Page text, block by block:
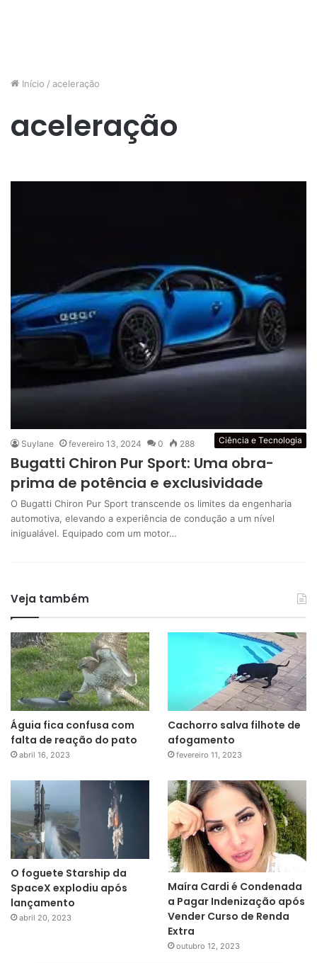
Início / aceleração
aceleração
Ciência e Tecnologia
Suylane fevereiro 13, 2024 0 288
Bugatti Chiron Pur Sport: Uma obra-
prima de potência e exclusividade
O Bugatti Chiron Pur Sport transcende os limites da engenharia
automotiva, elevando a experiência de condução a um nível
inigualável. Equipado com um motor…
Veja também
Águia fica confusa com
falta de reação do pato
abril 16, 2023
Cachorro salva filhote de
afogamento
fevereiro 11, 2023
O foguete Starship da
SpaceX explodiu após
lançamento
abril 20, 2023
Maíra Cardi é Condenada
a Pagar Indenização após
Vender Curso de Renda
Extra
outubro 12, 2023